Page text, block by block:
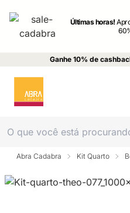
Últimas horas!
Ganhe 10% de
Abra Cadabra Kit Quarto